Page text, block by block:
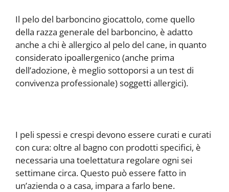
Il pelo del barboncino giocattolo, come quello
della razza generale del barboncino, è adatto
anche a chi è allergico al pelo del cane, in quanto
considerato ipoallergenico (anche prima
dell’adozione, è meglio sottoporsi a un test di
convivenza professionale) soggetti allergici).
I peli spessi e crespi devono essere curati e curati
con cura: oltre al bagno con prodotti specifici, è
necessaria una toelettatura regolare ogni sei
settimane circa. Questo può essere fatto in
un’azienda o a casa, impara a farlo bene.